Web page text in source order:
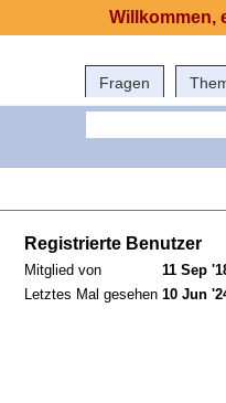
Fragen
Registrierte Benutzer
Mitglied von
11 Sep
Letztes Mal gesehen 10 Jun
Willkommen,